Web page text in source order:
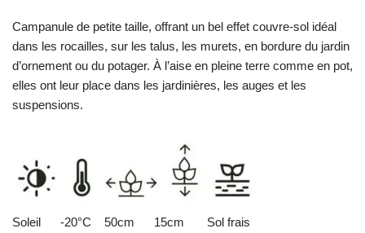
Campanule de petite taille, offrant un bel effet couvre-sol idéal
dans les rocailles, sur les talus, les murets, en bordure du jardin
d’ornement ou du potager. À l’aise en pleine terre comme en pot,
elles ont leur place dans les jardinières, les auges et les
suspensions.
Soleil -20°C 50cm 15cm Sol frais